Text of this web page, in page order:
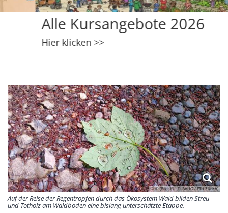
Alle Kursangebote 2026
Hier klicken >>
© © (Bild: IfU, D-​BAUG / ETH Zürich)
Auf der Reise der Regentropfen durch das Ökosystem Wald bilden Streu
und Totholz am Waldboden eine bislang unterschätzte Etappe.